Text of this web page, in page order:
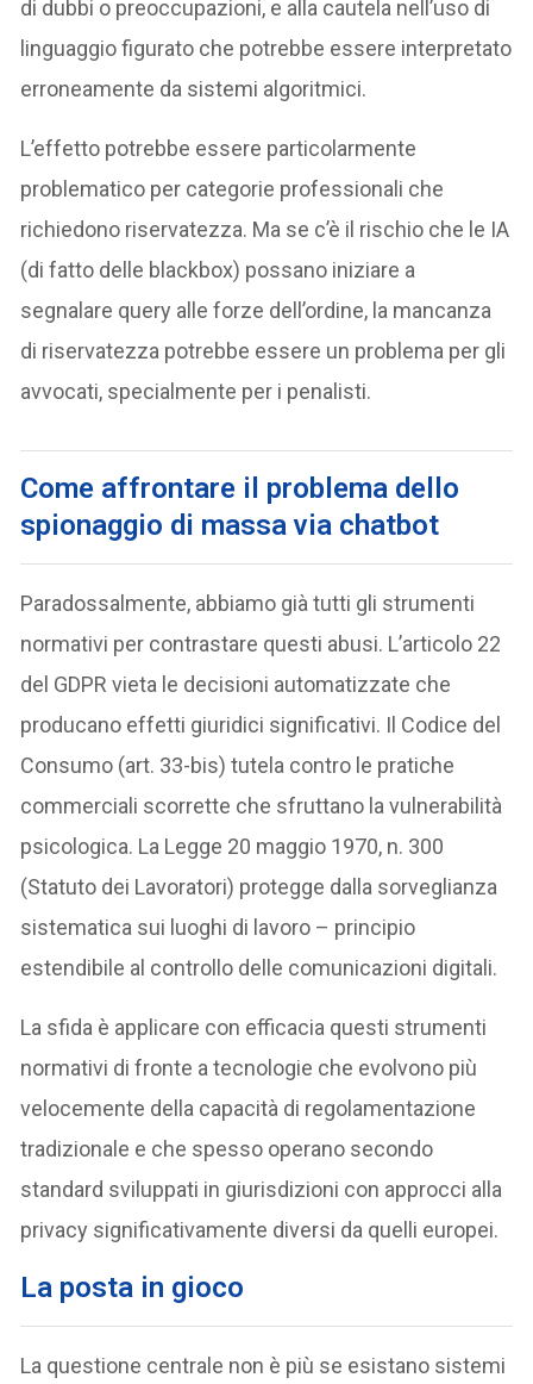
di dubbi o preoccupazioni, e alla cautela nell’uso di
linguaggio figurato che potrebbe essere interpretato
erroneamente da sistemi algoritmici.
L’effetto potrebbe essere particolarmente
problematico per categorie professionali che
richiedono riservatezza. Ma se c’è il rischio che le IA
(di fatto delle blackbox) possano iniziare a
segnalare query alle forze dell’ordine, la mancanza
di riservatezza potrebbe essere un problema per gli
avvocati, specialmente per i penalisti.
Come affrontare il problema dello
spionaggio di massa via chatbot
Paradossalmente, abbiamo già tutti gli strumenti
normativi per contrastare questi abusi. L’articolo 22
del GDPR vieta le decisioni automatizzate che
producano effetti giuridici significativi. Il Codice del
Consumo (art. 33-bis) tutela contro le pratiche
commerciali scorrette che sfruttano la vulnerabilità
psicologica. La Legge 20 maggio 1970, n. 300
(Statuto dei Lavoratori) protegge dalla sorveglianza
sistematica sui luoghi di lavoro – principio
estendibile al controllo delle comunicazioni digitali.
La sfida è applicare con efficacia questi strumenti
normativi di fronte a tecnologie che evolvono più
velocemente della capacità di regolamentazione
tradizionale e che spesso operano secondo
standard sviluppati in giurisdizioni con approcci alla
privacy significativamente diversi da quelli europei.
La posta in gioco
La questione centrale non è più se esistano sistemi